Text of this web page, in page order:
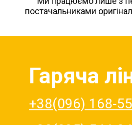
постачальниками
Гаряча
+38(096) 168-